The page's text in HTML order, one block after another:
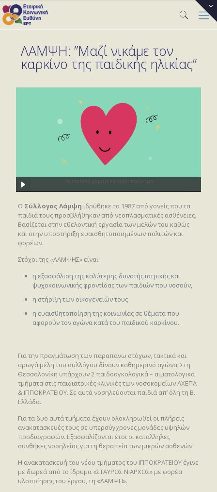
ΛΑΜΨΗ: ”Μαζί νικάμε τον
καρκίνο της παιδικής ηλικίας”
Ο Σύλλογος Λάμψη ιδρύθηκε το 1987 από γονείς που τα
παιδιά τους προσβλήθηκαν από νεοπλασματικές ασθένειες.
Βασίζεται στην εθελοντική εργασία των μελών του καθώς
και στην υποστήριξη ευαισθητοποιημένων πολιτών και
φορέων.
Στόχοι της «ΛΑΜΨΗΣ» είναι:
η εξασφάλιση της καλύτερης δυνατής ιατρικής και
ψυχοκοινωνικής φροντίδας των παιδιών που νοσούν,
η στήριξη των οικογενειών τους
η ευαισθητοποίηση της κοινωνίας σε θέματα που
αφορούν τον αγώνα κατά του παιδικού καρκίνου.
Για την πραγμάτωση των παραπάνω στόχων, τακτικά και
αρωγά μέλη του συλλόγου δίνουν καθημερινό αγώνα. Στη
Θεσσαλονίκη υπάρχουν 2 παιδοογκολογικά – αιματολογικά
τμήματα στις παιδιατρικές κλινικές των νοσοκομείων ΑΧΕΠΑ
& ΙΠΠΟΚΡΑΤΕΙΟΥ. Σε αυτά νοσηλεύονται παιδιά απ’ όλη τη Β.
Ελλάδα.
Για τα δυο αυτά τμήματα έχουν ολοκληρωθεί οι πλήρεις
ανακατασκευές τους σε υπερσύγχρονες μονάδες υψηλών
προδιαγραφών. Εξασφαλίζονται έτσι οι κατάλληλες
συνθήκες νοσηλείας για τη θεραπεία των μικρών ασθενών.
Η ανακατασκευή του νέου τμήματος του ΙΠΠΟΚΡΑΤΕΙΟΥ έγινε
με δωρεά από το ίδρυμα «ΣΤΑΥΡΟΣ ΝΙΑΡΧΟΣ» με φορέα
υλοποίησης του έργου, τη «ΛΑΜΨΗ».